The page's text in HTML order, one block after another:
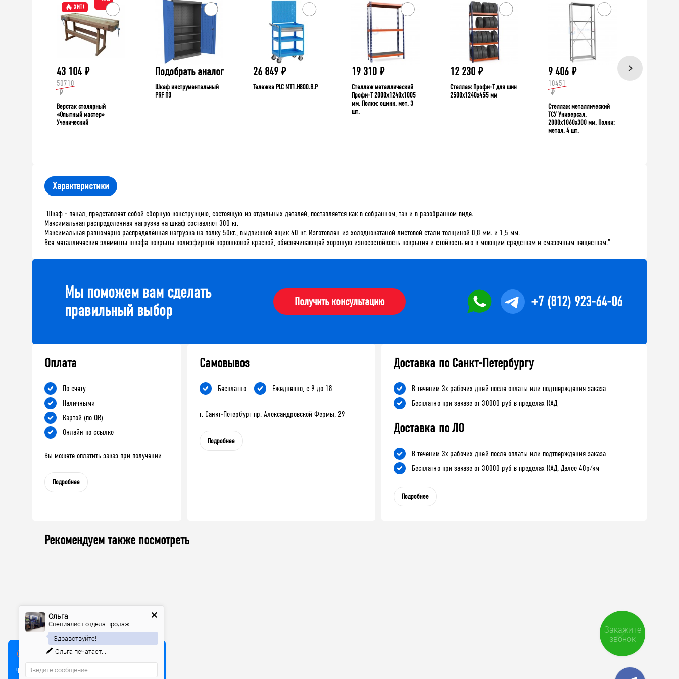
ХИТ!
43 104 ₽
50710
₽
Верстак столярный
«Опытный мастер»
Ученический
Подобрать аналог
Шкаф инструментальный
PRF П3
26 849 ₽
Тележка PLC МT1.H800.В.Р
19 310 ₽
Стеллаж металлический
Профи-Т 2000x1240x1005
мм. Полки: оцинк. мет. 3
шт.
12 230 ₽
Стеллаж Профи-Т для шин
2500x1240x455 мм
9 406 ₽
10451
₽
Стеллаж металлический
ТСУ Универсал,
2000x1060x300 мм. Полки:
метал. 4 шт.
Характеристики
"Шкаф - пенал, представляет собой сборную конструкцию, состоящую из отдельных деталей, поставляется как в собранном, так и в разобранном виде.
Максимальная распределенная нагрузка на шкаф составляет 300 кг.
Максимальная равномерно распределённая нагрузка на полку 50кг., выдвижной ящик 40 кг. Изготовлен из холоднокатаной листовой стали толщиной 0,8 мм. и 1,5 мм.
Все металлические элементы шкафа покрыты полиэфирной порошковой краской, обеспечивающей хорошую износостойкость покрытия и стойкость его к моющим средствам и смазочным веществам."
Мы поможем вам сделать
правильный выбор
Получить консультацию +7 (812) 923-64-06
Оплата
По счету
Наличными
Картой (по QR)
Онлайн по ссылке
Вы можете оплатить заказ при получении
Подробнее
Самовывоз
Бесплатно Ежедневно, с 9 до 18
г. Санкт-Петербург пр. Александровской Фермы, 29
Подробнее
Доставка по Санкт-Петербургу
В течении 3х рабочих дней после оплаты или подтверждения заказа
Бесплатно при заказе от 30000 руб в пределах КАД
Доставка по ЛО
В течении 3х рабочих дней после оплаты или подтверждения заказа
Бесплатно при заказе от 30000 руб в пределах КАД. Далее 40р/км
Подробнее
Рекомендуем также посмотреть
Мы используем куки
Чтобы улучшить работу сайта, мы используем Cookie и
Закажите
звонок
Ольга
Специалист отдела продаж
Здравствуйте!
Ольга печатает...